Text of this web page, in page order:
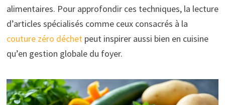
alimentaires. Pour approfondir ces techniques, la lecture
d’articles spécialisés comme ceux consacrés à la
couture zéro déchetpeut inspirer aussi bien en cuisine
qu’en gestion globale du foyer.